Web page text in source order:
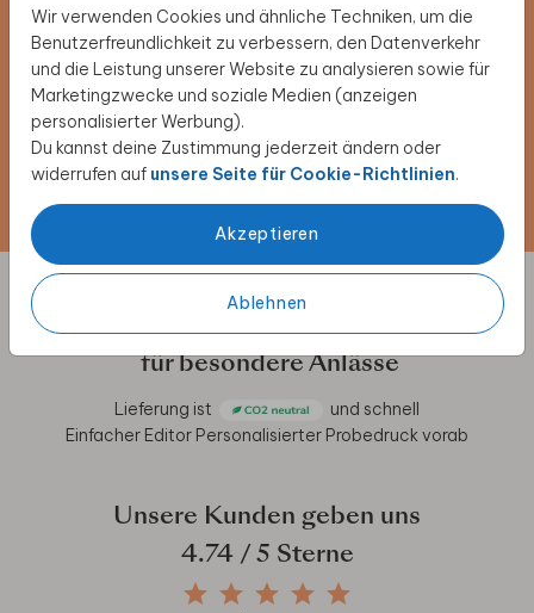
Wir verwenden Cookies und ähnliche Techniken, um die
Benutzerfreundlichkeit zu verbessern, den Datenverkehr
und die Leistung unserer Website zu analysieren sowie für
Marketingzwecke und soziale Medien (anzeigen
personalisierter Werbung).
Du kannst deine Zustimmung jederzeit ändern oder
widerrufen auf unsere Seite für Cookie-Richtlinien.
Akzeptieren
Ablehnen
Melde dich für unseren Newsletter an und entdecke
exklusive Angebote, kreative Inspirationen und
spannende Neuigkeiten aus unserer Produktwelt. Als
Dankeschön erhältst du 5 € Rabatt auf deine nächste
Bestellung.
Designs individuell anpassen
für besondere Anlässe
Lieferung ist
und schnell
Einfacher Editor Personalisierter Probedruck vorab
Unsere Kunden geben uns
4.74/ 5 Sterne